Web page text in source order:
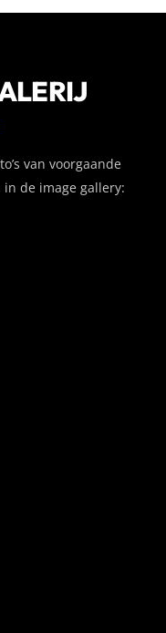
van voorgaande
de image gallery: